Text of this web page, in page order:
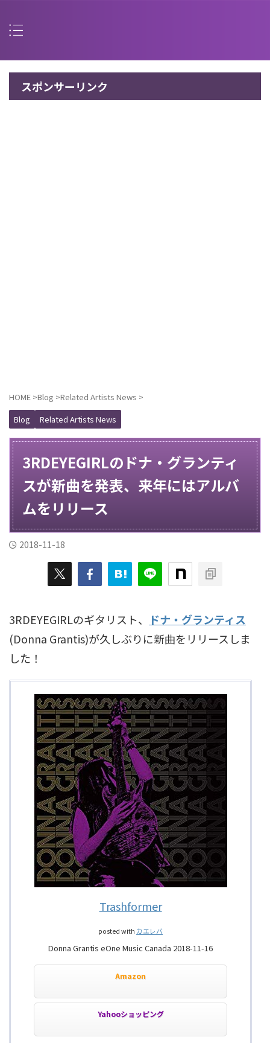
スポンサーリンク
HOME >Blog >Related Artists News >
Blog
Related Artists News
3RDEYEGIRLのドナ・グランティ
スが新曲を発表、来年にはアルバ
ムをリリース
2018-11-18
3RDEYEGIRLのギタリスト、
ドナ・グランティス
(Donna Grantis)が久しぶりに新曲をリリースしま
した！
Trashformer
posted with カエレバ
Donna Grantis eOne Music Canada 2018-11-16
Amazon
Yahooショッピング